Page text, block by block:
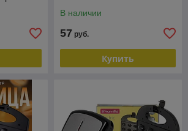
В наличии
57 руб.
Купить